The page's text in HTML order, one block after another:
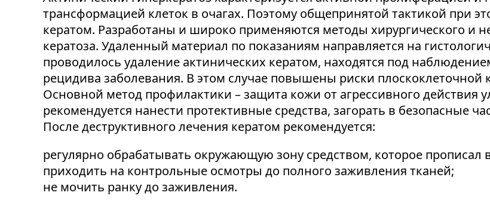
трансформацией клеток в очагах. Поэтому общепринятой тактикой при
кератом. Разработаны и широко применяются методы хирургического и
кератоза. Удаленный материал по показаниям направляется на
проводилось удаление актинических кератом, находятся под
рецидива заболевания. В этом случае повышены риски
Основной метод профилактики – защита кожи от агрессивного действия
рекомендуется нанести протективные средства, загорать в безопасные
После деструктивного лечения кератом рекомендуется:
регулярно обрабатывать окружающую зону средством, которое прописал
приходить на контрольные осмотры до полного заживления тканей;
не мочить ранку до заживления.